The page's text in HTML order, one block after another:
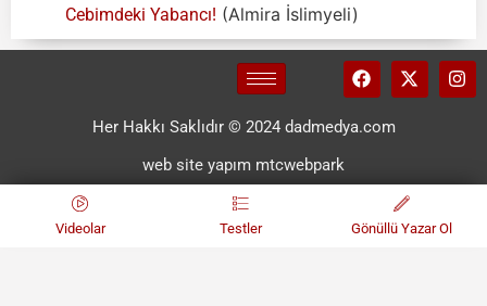
Cebimdeki Yabancı! (Almira İslimyeli)
Her Hakkı Saklıdır © 2024 dadmedya.com
web site yapım mtcwebpark
Videolar Testler Gönüllü Yazar Ol